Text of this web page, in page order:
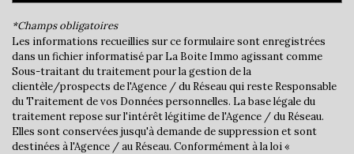
Bibliothèque
Gare ferroviaire
Bureau de poste
Mairie
*Champs obligatoires
Les informations recueillies sur ce formulaire sont enregistrées
dans un fichier informatisé par La Boite Immo agissant comme
Sous-traitant du traitement pour la gestion de la
clientèle/prospects de l'Agence / du Réseau qui reste Responsable
du Traitement de vos Données personnelles. La base légale du
traitement repose sur l'intérêt légitime de l'Agence / du Réseau.
Elles sont conservées jusqu'à demande de suppression et sont
destinées à l'Agence / au Réseau. Conformément à la loi «